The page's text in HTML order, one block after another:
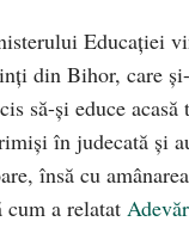
Educației
din Bihor, care
să-şi educe
în judecată şi
însă cu
cum a relatat